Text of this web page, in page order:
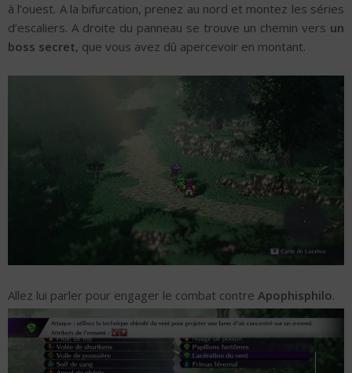
à l’ouest. A la bifurcation, prenez au nord et montez les séries
d’escaliers. A droite du panneau se trouve un chemin vers un
boss secret, que vous avez dû apercevoir en montant.
Allez lui parler pour engager le combat contre Apophisphilo.